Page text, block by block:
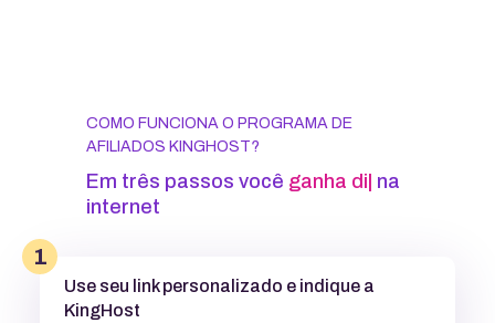
COMO FUNCIONA O PROGRAMA DE
AFILIADOS KINGHOST?
Em três passos vocêi|na internet
KingHost